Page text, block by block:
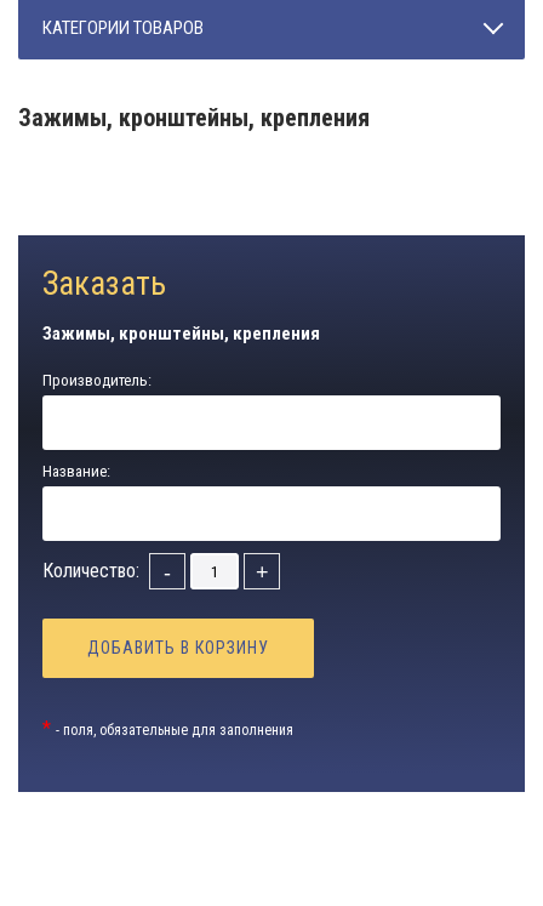
КАТЕГОРИИ ТОВАРОВ
Зажимы, кронштейны, крепления
Заказать
Зажимы, кронштейны, крепления
Производитель:
Название:
Количество: - +
ДОБАВИТЬ В КОРЗИНУ
* - поля, обязательные для заполнения